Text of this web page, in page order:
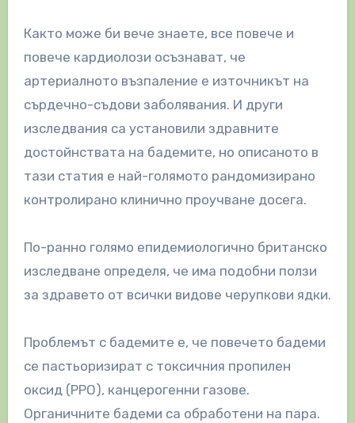
Както може би вече знаете, все повече и
повече кардиолози осъзнават, че
артериалното възпаление е източникът на
сърдечно-съдови заболявания. И други
изследвания са установили здравните
достойнствата на бадемите, но описаното в
тази статия е най-голямото рандомизирано
контролирано клинично проучване досега.
По-ранно голямо епидемиологично британско
изследване определя, че има подобни ползи
за здравето от всички видове черупкови ядки.
Проблемът с бадемите е, че повечето бадеми
се пастьоризират с токсичния пропилен
оксид (PPO), канцерогенни газове.
Органичните бадеми са обработени на пара.